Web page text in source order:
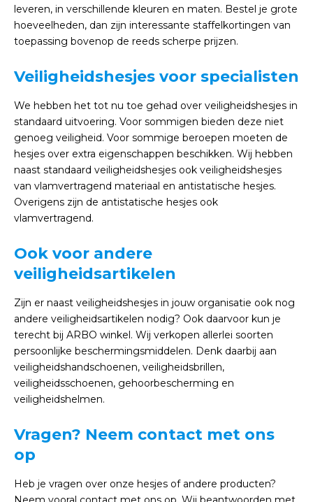
leveren, in verschillende kleuren en maten. Bestel je grote
hoeveelheden, dan zijn interessante staffelkortingen van
toepassing bovenop de reeds scherpe prijzen.
Veiligheidshesjes voor specialisten
We hebben het tot nu toe gehad over veiligheidshesjes in
standaard uitvoering. Voor sommigen bieden deze niet
genoeg veiligheid. Voor sommige beroepen moeten de
hesjes over extra eigenschappen beschikken. Wij hebben
naast standaard veiligheidshesjes ook veiligheidshesjes
van vlamvertragend materiaal en antistatische hesjes.
Overigens zijn de antistatische hesjes ook
vlamvertragend.
Ook voor andere
veiligheidsartikelen
Zijn er naast veiligheidshesjes in jouw organisatie ook nog
andere veiligheidsartikelen nodig? Ook daarvoor kun je
terecht bij ARBO winkel. Wij verkopen allerlei soorten
persoonlijke beschermingsmiddelen. Denk daarbij aan
veiligheidshandschoenen, veiligheidsbrillen,
veiligheidsschoenen, gehoorbescherming en
veiligheidshelmen.
Vragen? Neem contact met ons
op
Heb je vragen over onze hesjes of andere producten?